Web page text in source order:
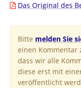
Das Original des
Bitte melden Sie
einen Kommentar
dass wir alle
diese erst mit
veröffentlicht